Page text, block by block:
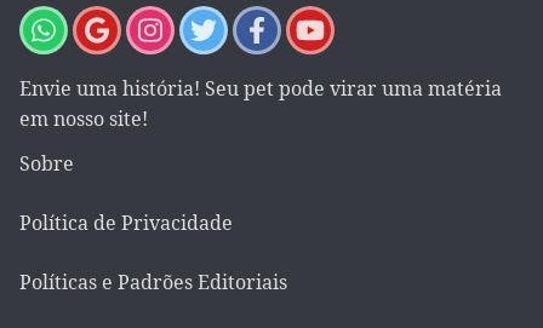
Envie uma história! Seu pet pode virar uma matéria
em nosso site!
Sobre
Política de Privacidade
Políticas e Padrões Editoriais